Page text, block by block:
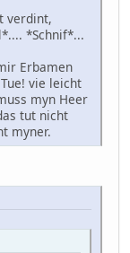
verdint,
*Schnif*...
Erbamen
vie leicht
myn Heer
tut nicht
myner.